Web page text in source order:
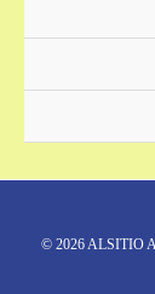
© 2026 ALSITIO